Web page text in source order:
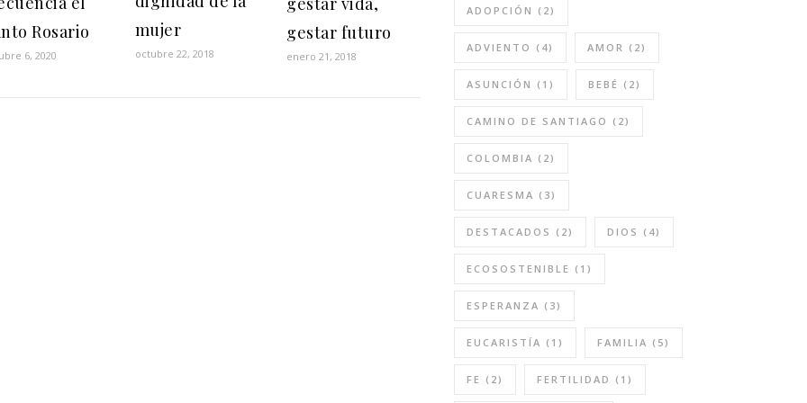
Rosario
6, 2020
mujer
octubre 22, 2018
gestar futuro
enero 21, 2018
ADOPCIÓN (2)
ADVIENTO (4) AMOR (2)
ASUNCIÓN (1) BEBÉ (2)
CAMINO DE SANTIAGO (2)
COLOMBIA (2)
CUARESMA (3)
DESTACADOS (2) DIOS (4)
ECOSOSTENIBLE (1)
ESPERANZA (3)
EUCARISTÍA (1) FAMILIA (5)
FE (2) FERTILIDAD (1)